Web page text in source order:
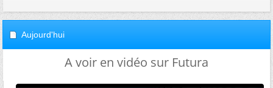
Aujourd'hui
A voir en vidéo sur Futura